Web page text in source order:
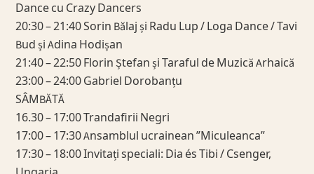
Dance cu Crazy Dancers
20:30 – 21:40 Sorin Bălaj și Radu Lup / Loga Dance / Tavi
Bud și Adina Hodișan
21:40 – 22:50 Florin Ștefan și Taraful de Muzică Arhaică
23:00 – 24:00 Gabriel Dorobanțu
SÂMBĂTĂ
16.30 – 17:00 Trandafirii Negri
17:00 – 17:30 Ansamblul ucrainean ”Miculeanca”
17:30 – 18:00 Invitați speciali: Dia és Tibi / Csenger,